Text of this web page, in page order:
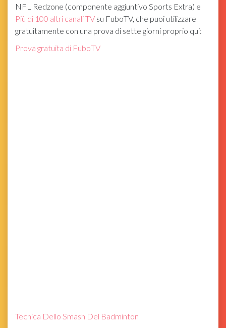
NFL Redzone (componente aggiuntivo Sports Extra) e
Più di 100 altri canali TV su FuboTV, che puoi utilizzare
gratuitamente con una prova di sette giorni proprio qui:
Prova gratuita di FuboTV
Tecnica Dello Smash Del Badminton